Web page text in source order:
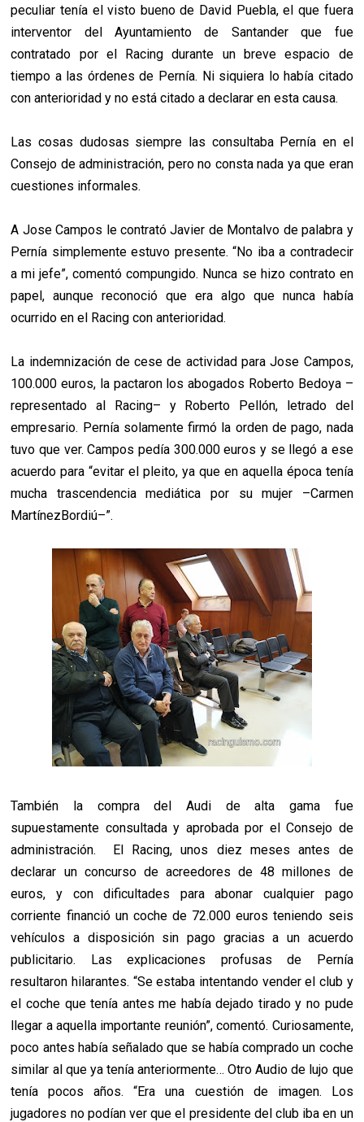
peculiar tenía el visto bueno de David Puebla, el que fuera
interventor del Ayuntamiento de Santander que fue
contratado por el Racing durante un breve espacio de
tiempo a las órdenes de Pernía. Ni siquiera lo había citado
con anterioridad y no está citado a declarar en esta causa.
Las cosas dudosas siempre las consultaba Pernía en el
Consejo de administración, pero no consta nada ya que eran
cuestiones informales.
A Jose Campos le contrató Javier de Montalvo de palabra y
Pernía simplemente estuvo presente. “No iba a contradecir
a mi jefe”, comentó compungido. Nunca se hizo contrato en
papel, aunque reconoció que era algo que nunca había
ocurrido en el Racing con anterioridad.
La indemnización de cese de actividad para Jose Campos,
100.000 euros, la pactaron los abogados Roberto Bedoya –
representado al Racing– y Roberto Pellón, letrado del
empresario. Pernía solamente firmó la orden de pago, nada
tuvo que ver. Campos pedía 300.000 euros y se llegó a ese
acuerdo para “evitar el pleito, ya que en aquella época tenía
mucha trascendencia mediática por su mujer –Carmen
MartínezBordiú–”.
También la compra del Audi de alta gama fue
supuestamente consultada y aprobada por el Consejo de
administración. El Racing, unos diez meses antes de
declarar un concurso de acreedores de 48 millones de
euros, y con dificultades para abonar cualquier pago
corriente financió un coche de 72.000 euros teniendo seis
vehículos a disposición sin pago gracias a un acuerdo
publicitario. Las explicaciones profusas de Pernía
resultaron hilarantes. “Se estaba intentando vender el club y
el coche que tenía antes me había dejado tirado y no pude
llegar a aquella importante reunión”, comentó. Curiosamente,
poco antes había señalado que se había comprado un coche
similar al que ya tenía anteriormente… Otro Audio de lujo que
tenía pocos años. “Era una cuestión de imagen. Los
jugadores no podían ver que el presidente del club iba en un